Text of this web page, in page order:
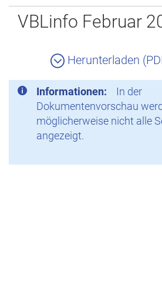
Zurück
VBLinfo Februar
Herunterladen
Informationen:
In der
Dokumentenvorschau
möglicherweise nicht alle
angezeigt.